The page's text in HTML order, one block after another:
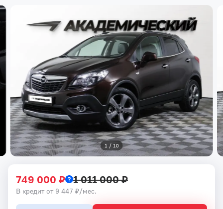
1 / 10
749 000 ₽ 1 011 000 ₽
В кредит от 9 447 ₽/мес.